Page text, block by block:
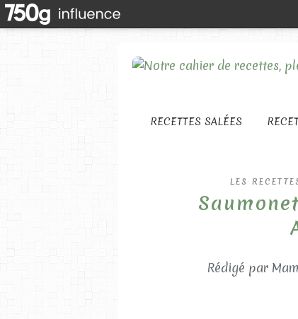
RECETTES SALÉES
LES
Rédigé par